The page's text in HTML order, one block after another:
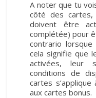
A noter que tu
côté des cartes,
doivent être
complétée) pour
contrario
cela signifie que
activées, leur
conditions de
cartes
aux cartes bonus.